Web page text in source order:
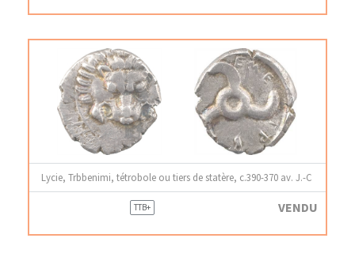
Lycie, Trbbenimi, tétrobole ou tiers de statère, c.390-370 av. J.-C
TTB+ VENDU